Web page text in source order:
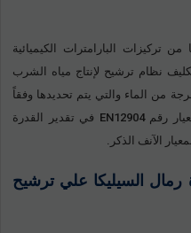
تركيزات البارامترات الكيميائية
نظام ترشيح لإنتاج مياه الشرب
من الماء والتي يتم تحديدها وفقاً
لأسلوب انتظام الحبيبات الواردة في المعيار رقم EN12904 في تقدير القدرة
الآنف الذكر.
رمال السيليكا علي ترشيح